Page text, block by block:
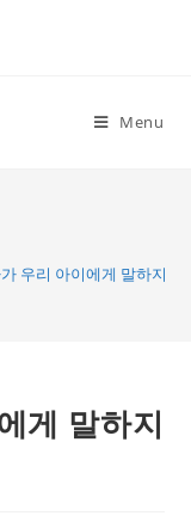
Menu
우리 아이에게 말하지
게 말하지